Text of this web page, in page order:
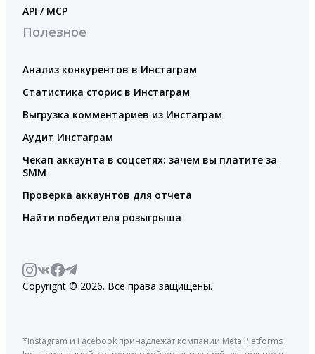
API / MCP
Полезное
Анализ конкурентов в Инстаграм
Статистика сторис в Инстаграм
Выгрузка комментариев из Инстаграм
Аудит Инстаграм
Чекап аккаунта в соцсетях: зачем вы платите за
SMM
Проверка аккаунтов для отчета
Найти победителя розыгрыша
Copyright © 2026. Все права защищены.
*Instagram и Facebook принадлежат компании Meta Platforms